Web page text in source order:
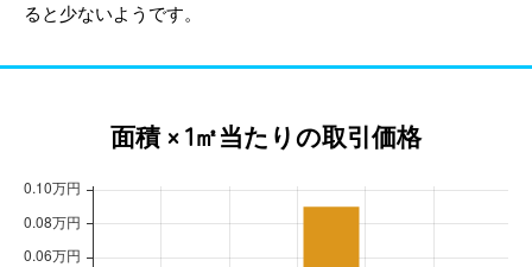
ると少ないようです。
面積 × 1㎡当たりの取引価格